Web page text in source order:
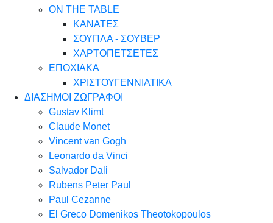
ON THE TABLE
ΚΑΝΑΤΕΣ
ΣΟΥΠΛΑ - ΣΟΥΒΕΡ
ΧΑΡΤΟΠΕΤΣΕΤΕΣ
ΕΠΟΧΙΑΚΑ
ΧΡΙΣΤΟΥΓΕΝΝΙΑΤΙΚΑ
ΔΙΑΣΗΜΟΙ ΖΩΓΡΑΦΟΙ
Gustav Klimt
Claude Monet
Vincent van Gogh
Leonardo da Vinci
Salvador Dali
Rubens Peter Paul
Paul Cezanne
El Greco Domenikos Theotokopoulos